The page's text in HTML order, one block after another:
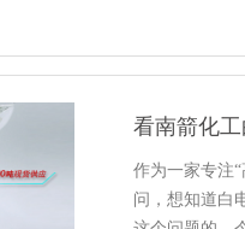
看南箭化
作为一家专注
问，想知道白